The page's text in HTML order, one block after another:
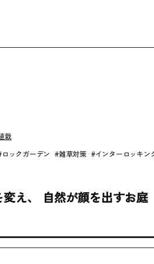
栽
ロックガーデン
雑草対策 インターロッキン
え、 自然が顔を出すお庭